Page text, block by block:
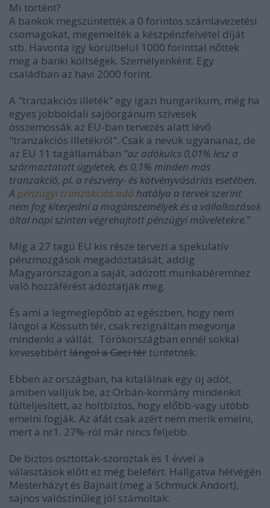
Mi történt?
A bankok megszüntették a 0 forintos számlavezetési
csomagokat, megemelték a készpénzfelvétel díját
stb. Havonta így körülbelül 1000 forinttal nőttek
meg a banki költségek. Személyenként. Egy
családban az havi 2000 forint.
A "tranzakciós illeték" egy igazi hungarikum, még ha
egyes jobboldali sajóorgánum szívesek
összemossák az EU-ban tervezés alatt lévő
"tranzakciós illetékról". Csak a nevük ugyananaz, de
az EU 11 tagállamában "az adókulcs 0,01% lesz a
származtatott ügyletek, és 0,1% minden más
tranzakció, pl. a részvény- és kötvényvásárlás esetében.
A pénzügyi tranzakciós adó hatálya a tervek szerint
nem fog kiterjedni a magánszemélyek és a vállalkozások
által napi szinten végrehajtott pénzügyi műveletekre."
Míg a 27 tagú EU kis része tervezi a spekulatív
pénzmozgások megadóztatását, addig
Magyarországon a saját, adózott munkabéremhez
való hozzáférést adóztatják meg.
És ami a legmeglepőbb az egészben, hogy nem
lángol a Kossuth tér, csak rezignáltan megvonja
mindenki a vállát. Törökországban ennél sokkal
kevesebbértlángol a Geci tér tüntetnek.
Ebben az országban, ha kitalálnak egy új adót,
amiben valljuk be, az Orbán-kormány mindenkit
túlteljesített, az holtbiztos, hogy előbb-vagy utóbb
emelni fogják. Az áfát csak azért nem merik emelni,
mert a nr1. 27%-ról már nincs feljebb.
De biztos osztottak-szoroztak és 1 évvel a
választások előtt ez még belefért. Hallgatva hétvégén
Mesterházyt és Bajnait (meg a Schmuck Andort),
sajnos valószínűleg jól számoltak.